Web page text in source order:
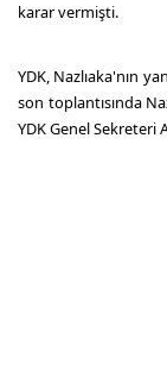
karar vermişti.
YDK, Nazlıaka'nın
son toplantısında
YDK Genel Sekreteri